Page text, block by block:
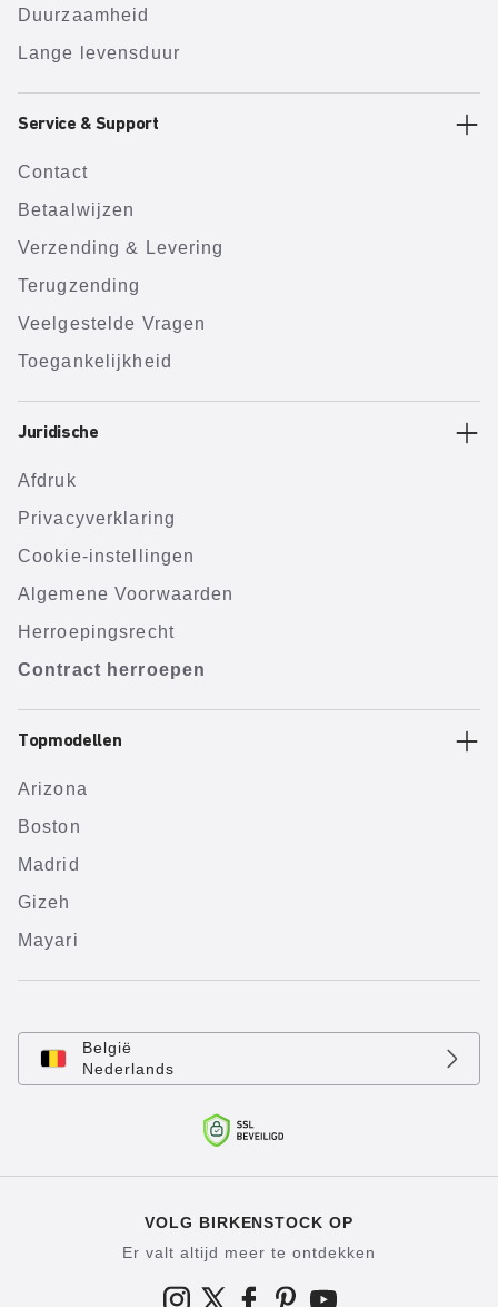
Duurzaamheid
Lange levensduur
Service & Support
Contact
Betaalwijzen
Verzending & Levering
Terugzending
Veelgestelde Vragen
Toegankelijkheid
Juridische
Afdruk
Privacyverklaring
Cookie-instellingen
Algemene Voorwaarden
Herroepingsrecht
Contract herroepen
Topmodellen
Arizona
Boston
Madrid
Gizeh
Mayari
België
Nederlands
VOLG BIRKENSTOCK OP
Er valt altijd meer te ontdekken